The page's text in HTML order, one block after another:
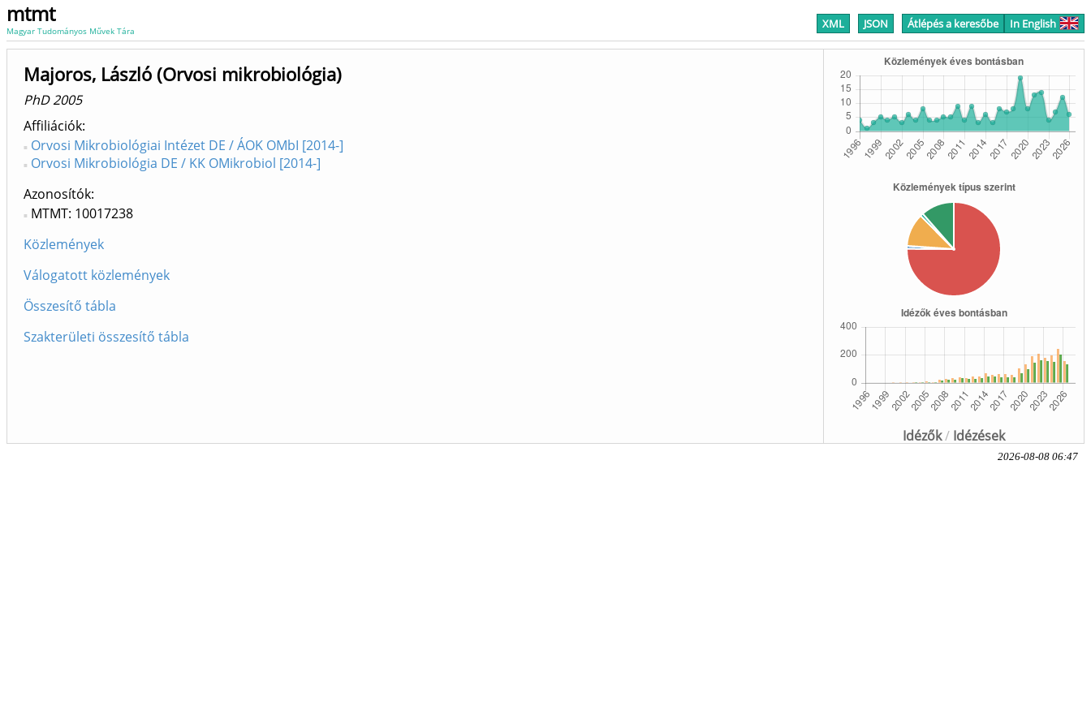
mtmt
Magyar Tudományos Művek Tára XML JSON Átlépés a keresőbe In English
Idézők/ Idézések
Majoros, László (Orvosi mikrobiológia)
PhD 2005
Affiliációk
Orvosi Mikrobiológiai Intézet DE / ÁOK OMbI [2014-]
Orvosi Mikrobiológia DE / KK OMikrobiol [2014-]
Azonosítók
MTMT: 10017238
Közlemények
Válogatott közlemények
Összesítő tábla
Szakterületi összesítő tábla
2026-08-08 06:47